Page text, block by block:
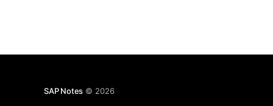
SAP Notes © 2026